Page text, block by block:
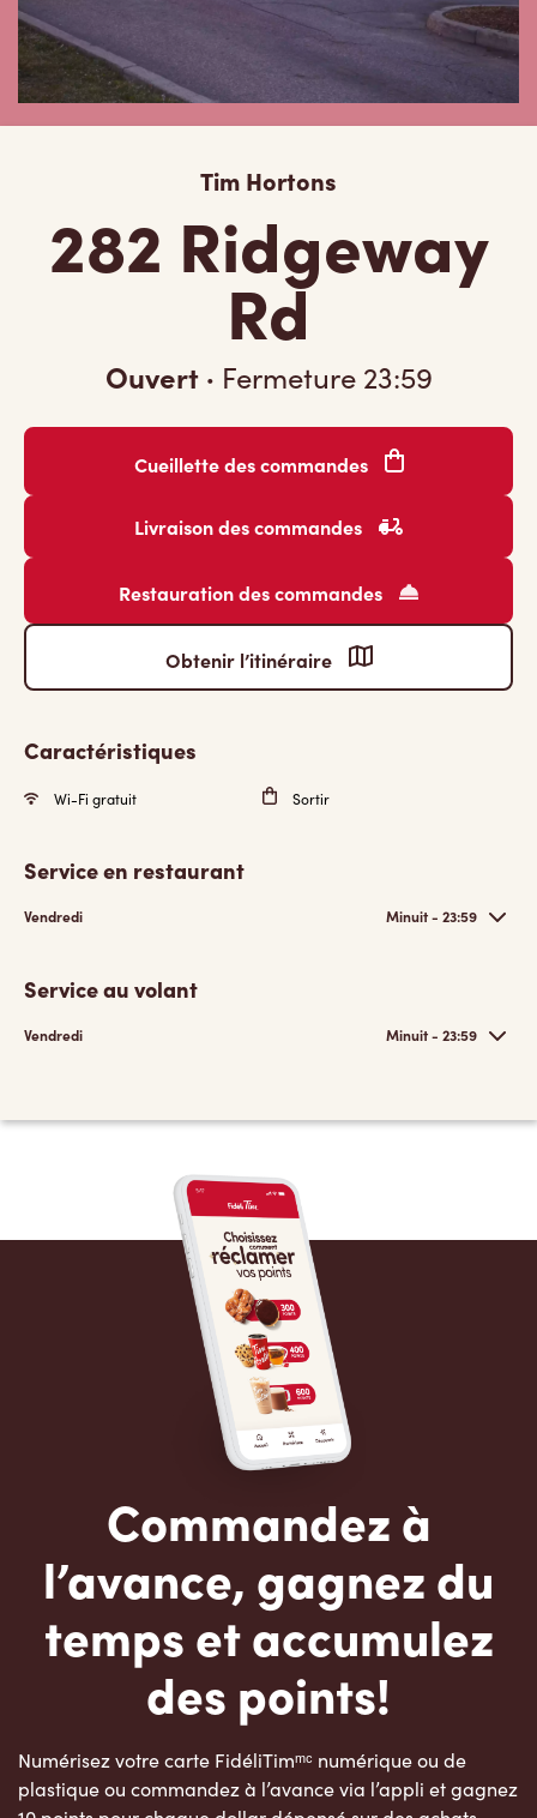
Tim Hortons
282 Ridgeway
Rd
Ouvert · Fermeture 23:59
Cueillette des commandes
Livraison des commandes
Restauration des commandes
Obtenir l’itinéraire
Caractéristiques
Wi-Fi gratuit Sortir
Service en restaurant
Vendredi Minuit - 23:59
Service au volant
Vendredi Minuit - 23:59
Commandez à
l’avance, gagnez du
temps et accumulez
des points!
Numérisez votre carte FidéliTimᵐᶜ numérique ou de
plastique ou commandez à l’avance via l’appli et gagnez